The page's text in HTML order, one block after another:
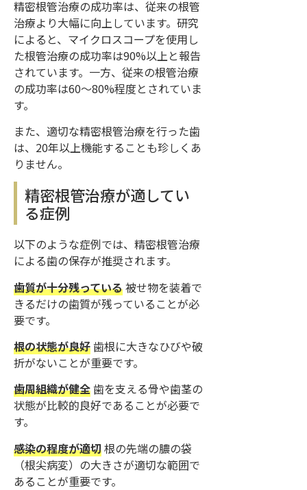
精密根管治療の成功率は、従来の根管
治療より大幅に向上しています。研究
によると、マイクロスコープを使用し
た根管治療の成功率は90%以上と報告
されています。一方、従来の根管治療
の成功率は60〜80%程度とされていま
す。
また、適切な精密根管治療を行った歯
は、20年以上機能することも珍しくあ
りません。
精密根管治療が適してい
る症例
以下のような症例では、精密根管治療
による歯の保存が推奨されます。
歯質が十分残っている被せ物を装着で
きるだけの歯質が残っていることが必
要です。
根の状態が良好歯根に大きなひびや破
折がないことが重要です。
歯周組織が健全歯を支える骨や歯茎の
状態が比較的良好であることが必要で
す。
感染の程度が適切根の先端の膿の袋
（根尖病変）の大きさが適切な範囲で
あることが重要です。